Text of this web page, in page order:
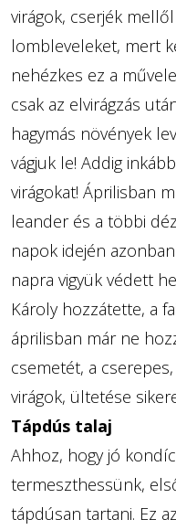
virágok, cserjék
lombleveleket, mert
nehézkes ez a
csak az elvirágzás
hagymás növények
vágjuk le! Addig
virágokat! Áprilisban
leander és a többi
napok idején
napra vigyük védett
Károly hozzátette, a
áprilisban már ne
csemetét, a
virágok, ültetése
Tápdús talaj
Ahhoz, hogy jó
termeszthessünk,
tápdúsan tartani. Ez